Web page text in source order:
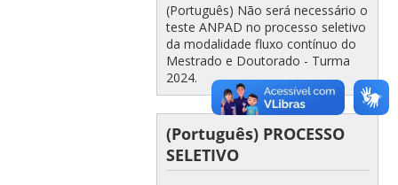
(Português) Não será necessário o
teste ANPAD no processo seletivo
da modalidade fluxo contínuo do
Mestrado e Doutorado - Turma
2024.
(Português) PROCESSO
SELETIVO